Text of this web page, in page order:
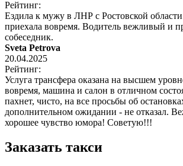
Рейтинг:
Ездила к мужу в ЛНР с Ростовской
приехала вовремя. Водитель вежливый и
собеседник.
Sveta Petrova
20.04.2025
Рейтинг:
Услуга трансфера оказана на высшем
вовремя, машина и салон в отличном
пахнет, чисто, на все просьбы об
дополнительном ожидании - не отказал.
хорошее чувство юмора! Советую!!!
Заказать такси